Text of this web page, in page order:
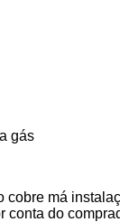
gás
cobre má
conta do